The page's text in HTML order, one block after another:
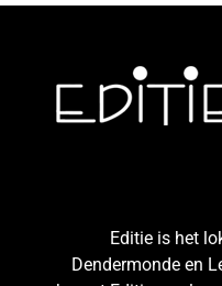
Editie is het
Dendermonde en